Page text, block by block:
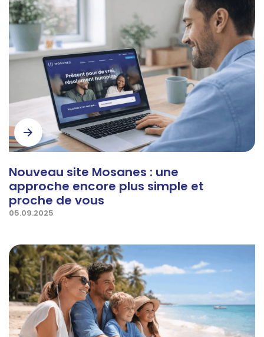
Nouveau site Mosanes : une
approche encore plus simple et
proche de vous
05.09.2025